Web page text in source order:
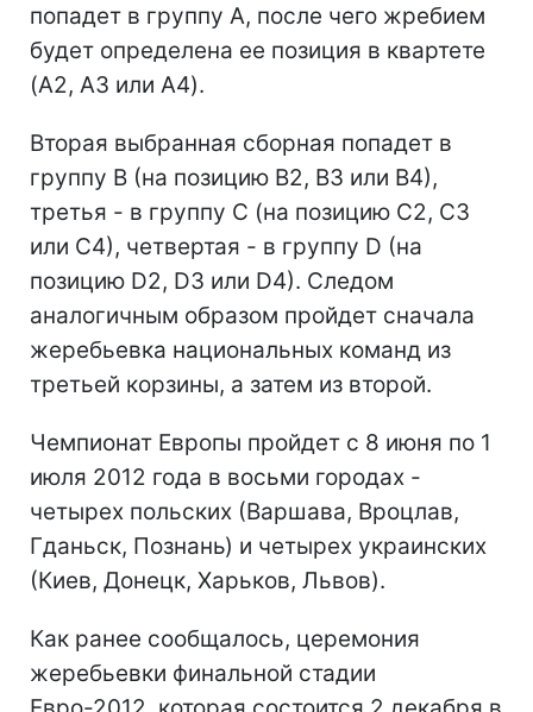
попадет в группу A, после чего жребием
будет определена ее позиция в квартете
(A2, A3 или A4).
Вторая выбранная сборная попадет в
группу B (на позицию B2, B3 или B4),
третья - в группу С (на позицию C2, C3
или С4), четвертая - в группу D (на
позицию D2, D3 или D4). Следом
аналогичным образом пройдет сначала
жеребьевка национальных команд из
третьей корзины, а затем из второй.
Чемпионат Европы пройдет с 8 июня по 1
июля 2012 года в восьми городах -
четырех польских (Варшава, Вроцлав,
Гданьск, Познань) и четырех украинских
(Киев, Донецк, Харьков, Львов).
Как ранее сообщалось, церемония
жеребьевки финальной стадии